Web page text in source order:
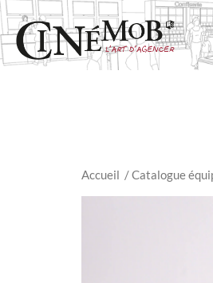
Accueil / Catalogue